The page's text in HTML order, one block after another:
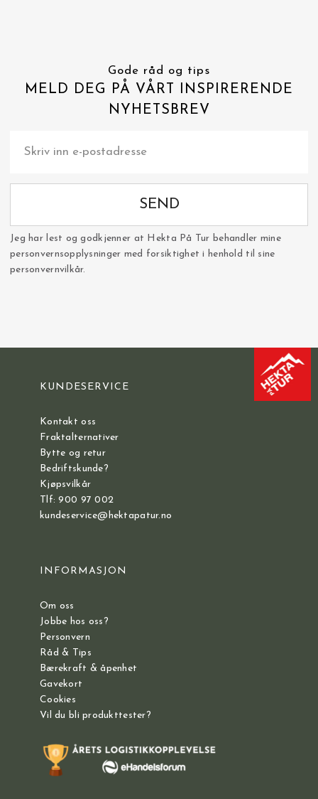
Gode råd og tips
MELD DEG PÅ VÅRT INSPIRERENDE
NYHETSBREV
SEND
Jeg har lest og godkjenner at Hekta På Tur behandler mine
personvernsopplysninger med forsiktighet i henhold til sine
personvernvilkår.
KUNDESERVICE
Kontakt oss
Fraktalternativer
Bytte og retur
Bedriftskunde?
Kjøpsvilkår
Tlf: 900 97 002
kundeservice@hektapatur.no
INFORMASJON
Om oss
Jobbe hos oss?
Personvern
Råd & Tips
Bærekraft & åpenhet
Gavekort
Cookies
Vil du bli produkttester?